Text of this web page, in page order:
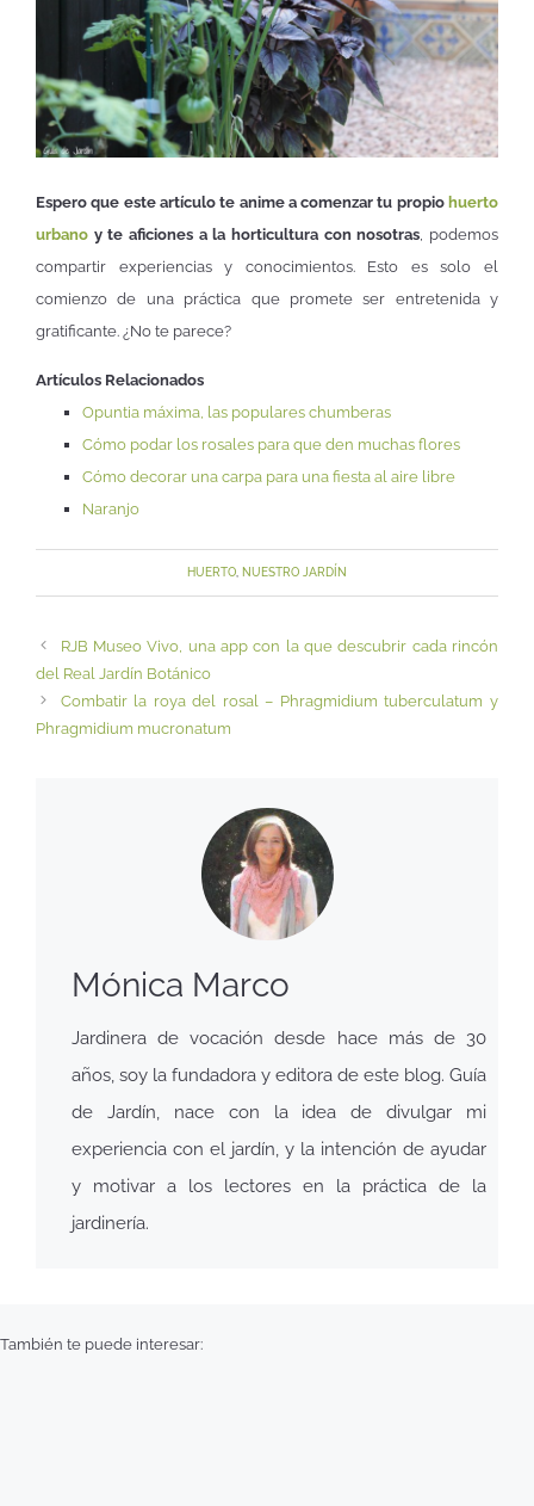
Espero que este artículo te anime a comenzar tu propio huerto
urbano y te aficiones a la horticultura con nosotras , podemos
compartir experiencias y conocimientos. Esto es solo el
comienzo de una práctica que promete ser entretenida y
gratificante. ¿No te parece?
Artículos Relacionados
Opuntia máxima, las populares chumberas
Cómo podar los rosales para que den muchas flores
Cómo decorar una carpa para una fiesta al aire libre
Naranjo
HUERTO NUESTRO JARDÍN
RJB Museo Vivo, una app con la que descubrir cada rincón
del Real Jardín Botánico
Combatir la roya del rosal – Phragmidium tuberculatum y
Phragmidium mucronatum
Mónica Marco
Jardinera de vocación desde hace más de 30
años, soy la fundadora y editora de este blog. Guía
de Jardín, nace con la idea de divulgar mi
experiencia con el jardín, y la intención de ayudar
y motivar a los lectores en la práctica de la
jardinería.
También te puede interesar: